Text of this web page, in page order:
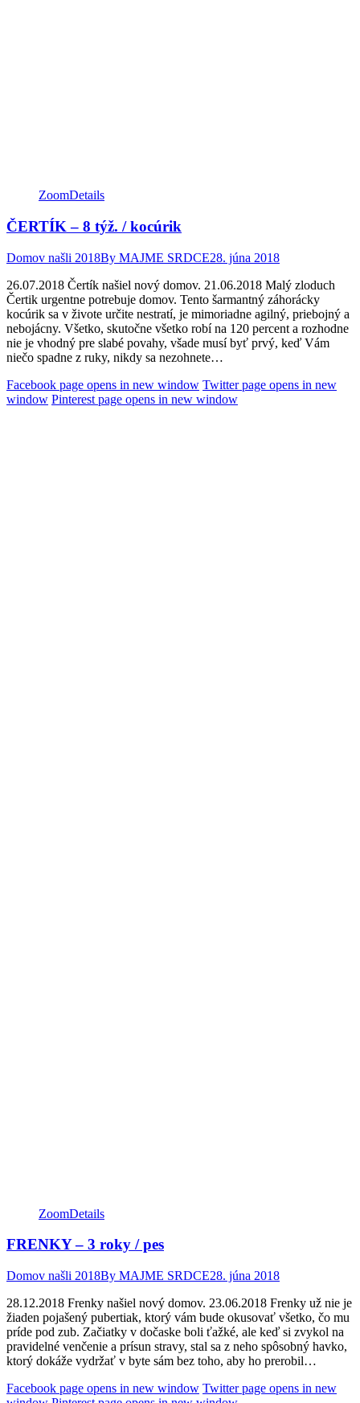
ZoomDetails
ČERTÍK – 8 týž. / kocúrik
Domov našli 2018By MAJME SRDCE28. júna 2018
26.07.2018 Čertík našiel nový domov. 21.06.2018 Malý zloduch
Čertik urgentne potrebuje domov. Tento šarmantný záhorácky
kocúrik sa v živote určite nestratí, je mimoriadne agilný, priebojný a
nebojácny. Všetko, skutočne všetko robí na 120 percent a rozhodne
nie je vhodný pre slabé povahy, všade musí byť prvý, keď Vám
niečo spadne z ruky, nikdy sa nezohnete…
Facebook page opens in new window Twitter page opens in new
window Pinterest page opens in new window
ZoomDetails
FRENKY – 3 roky / pes
Domov našli 2018By MAJME SRDCE28. júna 2018
28.12.2018 Frenky našiel nový domov. 23.06.2018 Frenky už nie je
žiaden pojašený pubertiak, ktorý vám bude okusovať všetko, čo mu
príde pod zub. Začiatky v dočaske boli ťažké, ale keď si zvykol na
pravidelné venčenie a prísun stravy, stal sa z neho spôsobný havko,
ktorý dokáže vydržať v byte sám bez toho, aby ho prerobil…
Facebook page opens in new window Twitter page opens in new